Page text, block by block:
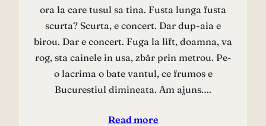
ora la care tusul sa tina. Fusta lunga fusta
scurta? Scurta, e concert. Dar dup-aia e
birou. Dar e concert. Fuga la lift, doamna, va
rog, sta cainele in usa, zbâr prin metrou. Pe-
o lacrima o bate vantul, ce frumos e
Bucurestiul dimineata. Am ajuns.…
Read more